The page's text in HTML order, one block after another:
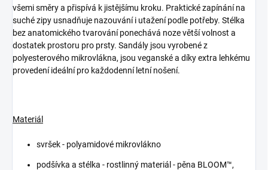
všemi směry a přispívá k jistějšímu kroku. Praktické zapínání na
suché zipy usnadňuje nazouvání i utažení podle potřeby. Stélka
bez anatomického tvarování ponechává noze větší volnost a
dostatek prostoru pro prsty. Sandály jsou vyrobené z
polyesterového mikrovlákna, jsou veganské a díky extra lehkému
provedení ideální pro každodenní letní nošení.
Materiál
svršek - polyamidové mikrovlákno
podšívka a stélka - rostlinný materiál - pěna BLOOM™,